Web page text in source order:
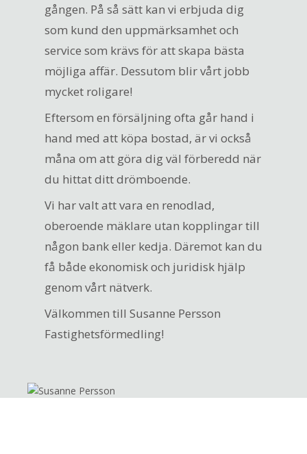
gången. På så sätt kan vi erbjuda dig
som kund den uppmärksamhet och
service som krävs för att skapa bästa
möjliga affär. Dessutom blir vårt jobb
mycket roligare!
Eftersom en försäljning ofta går hand i
hand med att köpa bostad, är vi också
måna om att göra dig väl förberedd när
du hittat ditt drömboende.
Vi har valt att vara en renodlad,
oberoende mäklare utan kopplingar till
någon bank eller kedja. Däremot kan du
få både ekonomisk och juridisk hjälp
genom vårt nätverk.
Välkommen till Susanne Persson
Fastighetsförmedling!